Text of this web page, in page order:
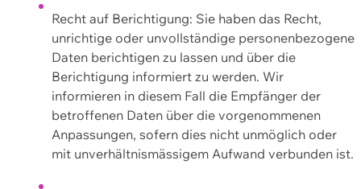
Recht auf Berichtigung: Sie haben das Recht,
unrichtige oder unvollständige personenbezogene
Daten berichtigen zu lassen und über die
Berichtigung informiert zu werden. Wir
informieren in diesem Fall die Empfänger der
betroffenen Daten über die vorgenommenen
Anpassungen, sofern dies nicht unmöglich oder
mit unverhältnismässigem Aufwand verbunden ist.